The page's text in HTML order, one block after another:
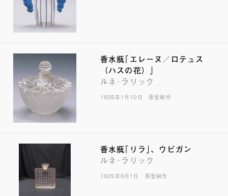
香水瓶｢エレーヌ／ロテュス
（ハスの花）｣
ルネ･ラリック
1928年1月10日 原型制作
香水瓶｢リラ｣、ウビガン
ルネ･ラリック
1925年8月1日 原型制作